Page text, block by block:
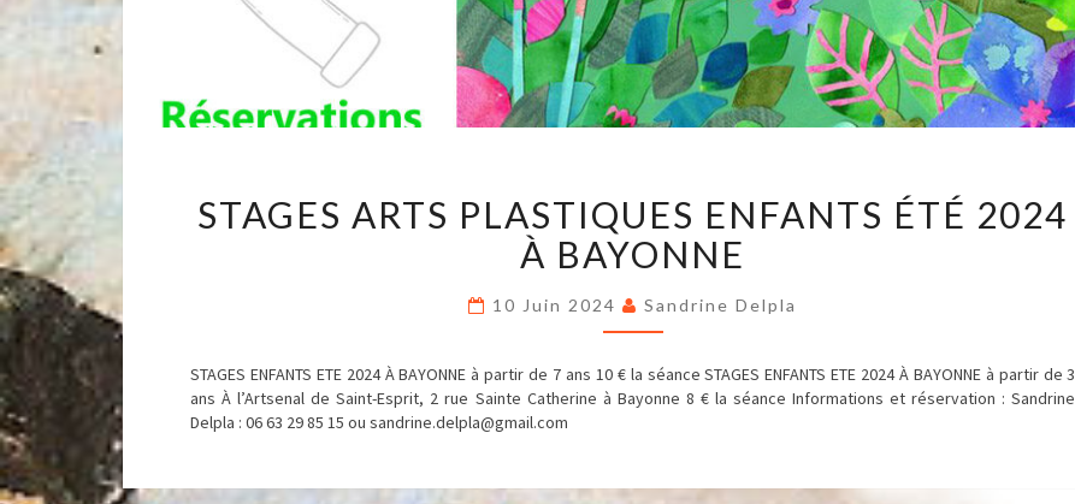
ARTS
PLASTIQUES
ENFANTS
2024
À
STAGES ARTS PLASTIQUES ENFANTS ÉTÉ 2024
À BAYONNE
10 Juin 2024 Sandrine Delpla
STAGES ENFANTS ETE 2024 À BAYONNE à partir de 7 ans 10 € la séance STAGES ENFANTS ETE 2024 À BAYONNE à partir de 3
ans À l’Artsenal de Saint-Esprit, 2 rue Sainte Catherine à Bayonne 8 € la séance Informations et réservation : Sandrine
Delpla : 06 63 29 85 15 ou sandrine.delpla@gmail.com